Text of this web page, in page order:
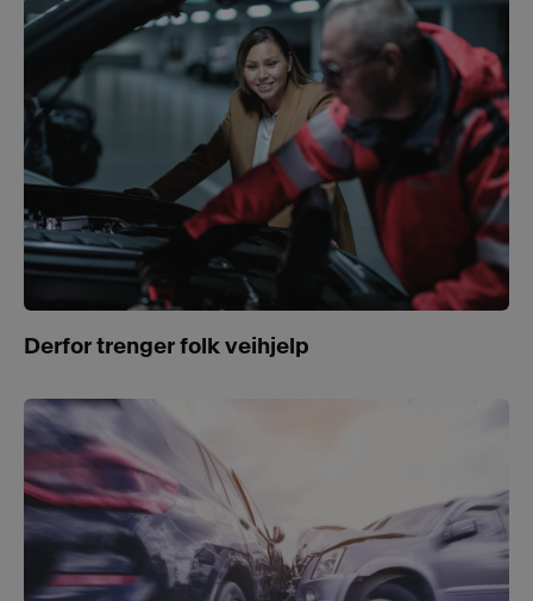
Derfor trenger folk veihjelp